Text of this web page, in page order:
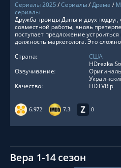
Сериалы 2025 /Сериалы/Драма /
сериалы
6.972 7.3 0
Дружба троицы Даны и двух
совместной работы, вновь
поступает предложение
должность маркетолога. Это
Страна:
США
Озвучивание:
HDrezka
Качество:
HDTVRip
Вера 1-14 сезон